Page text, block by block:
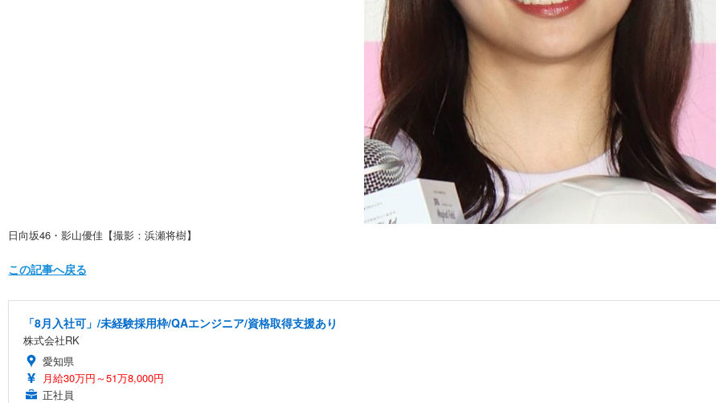
日向坂46・影山優佳【撮影：浜瀬将樹】
この記事へ戻る
「8月入社可」/未経験採用枠/QAエンジニア/資格取得支援あり
株式会社RK
愛知県
月給30万円～51万8,000円
正社員